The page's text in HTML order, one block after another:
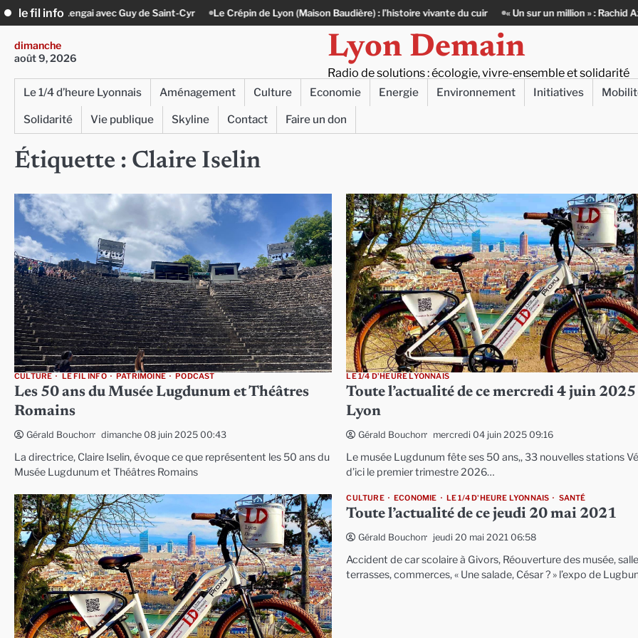
Skip
to
content
le fil info
Lengai avec Guy de Saint-Cyr Le Crépin de Lyon (Maison Baudière) : l’histoire vivante du cuir « Un sur un million » : Rachid Azizi,
dimanche
août 9, 2026
Lyon Demain
Radio de solutions : écologie, vivre-ensemble et solidarité
Le 1/4 d’heure Lyonnais Aménagement Culture Economie Energie Environnement Initiatives
Solidarité
Vie publique Skyline Contact Faire un don
Étiquette : Claire Iselin
CULTURE LE FIL INFO PATRIMOINE PODCAST
Les 50 ans du Musée Lugdunum et Théâtres
Romains
Gérald Bouchon dimanche 08 juin 2025 00:43
La directrice, Claire Iselin, évoque ce que représentent les 50 ans du
Musée Lugdunum et Théâtres Romains
LE 1/4 D'HEURE LYONNAIS
Toute l’actualité de ce mercredi 4 juin 2025
Lyon
Gérald Bouchon mercredi 04 juin 2025 09:16
Le musée Lugdunum fête ses 50 ans,, 33 nouvelles stations
d’ici le premier trimestre 2026…
CULTURE ECONOMIE LE 1/4 D'HEURE LYONNAIS SANTÉ
Toute l’actualité de ce jeudi 20 mai 2021
Gérald Bouchon jeudi 20 mai 2021 06:58
Accident de car scolaire à Givors, Réouverture des musée,
terrasses, commerces, « Une salade, César ? » l’expo de